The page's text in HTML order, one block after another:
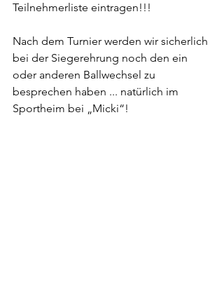
Teilnehmerliste eintragen!!!
Nach dem Turnier werden wir sicherlich
bei der Siegerehrung noch den ein
oder anderen Ballwechsel zu
besprechen haben ... natürlich im
Sportheim bei „Micki“!